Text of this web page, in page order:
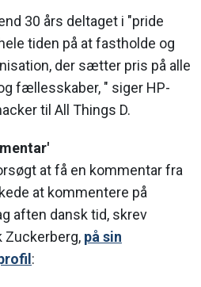
30 års deltaget i "pride
tiden på at fastholde og
der sætter pris på alle
fællesskaber, " siger HP-
til All Things D.
at få en kommentar fra
at kommentere på
aften dansk tid, skrev
Zuckerberg, på sin
: